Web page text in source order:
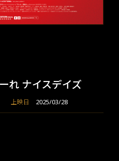
れ ナイスデイズ
上映日 2025/03/28